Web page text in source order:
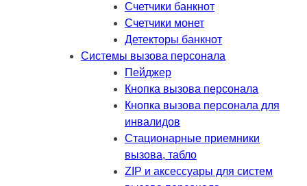
Счетчики банкнот
Счетчики монет
Детекторы банкнот
Системы вызова персонала
Пейджер
Кнопка вызова персонала
Кнопка вызова персонала для
инвалидов
Стационарные приемники
вызова, табло
ZIP и аксессуары для систем